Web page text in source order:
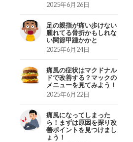
2025年6月26日
足の親指が痛い歩けない
腫れてる骨折かもしれな
い関節甲踵かかと
2025年6月24日
痛風の症状はマクドナル
ドで改善する？マックの
メニューを見てみよう！
2025年6月22日
痛風になってしまった
ら！まずは原因を探り改
善ポイントを見つけまし
ょう！